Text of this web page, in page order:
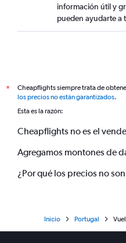
información útil y
pueden ayudarte a
*
Cheapflights siempre trata de
los precios no están garantizados.
Esta es la razón:
Cheapflights no es el
Agregamos montones de
¿Por qué los precios no
Inicio Portugal